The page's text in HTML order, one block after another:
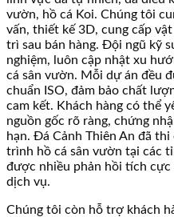
vườn, hồ cá Koi. Chúng tôi
vấn, thiết kế 3D, cung cấp
trì sau bán hàng. Đội ngũ kỹ
nghiệm, luôn cập nhật xu
cá sân vườn. Mỗi dự án đều
chuẩn ISO, đảm bảo chất
cam kết. Khách hàng có thể
nguồn gốc rõ ràng, chứng
hạn. Đá Cảnh Thiên An đã
trình hồ cá sân vườn tại các
được nhiều phản hồi tích
dịch vụ.
Chúng tôi còn hỗ trợ khách